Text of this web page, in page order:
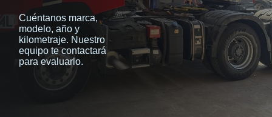
Cuéntanos marca,
modelo, año y
kilometraje. Nuestro
equipo te contactará
para evaluarlo.